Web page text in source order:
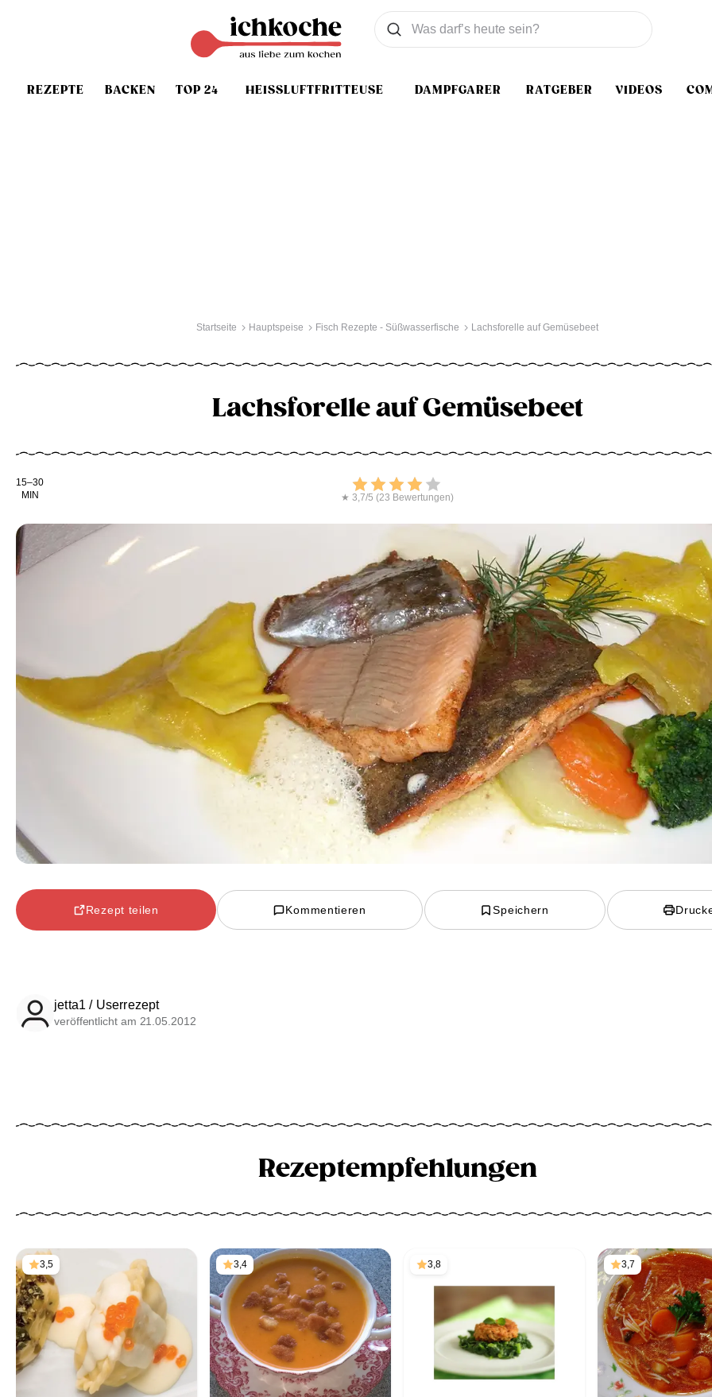
REZEPTE BACKEN TOP 24 HEISSLUFTFRITTEUSE DAMPFGARER RATGEBER VIDEOS
Was wollen Sie suchen
Suchen
Startseite Hauptspeise Fisch Rezepte - Süßwasserfische Lachsforelle auf Gemüsebeet
Lachsforelle auf Gemüsebeet
Kochdauer
15–30
MIN
Bewerten
★ 3,7/5 (23 Bewertungen)
Rezept teilen Kommentieren Speichern
jetta1 / Userrezept
veröffentlicht am 21.05.2012
Rezeptempfehlungen
3,5 3,4 3,8 3,7